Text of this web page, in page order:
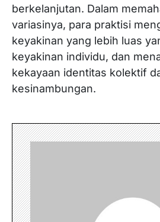
berkelanjutan. Dalam
variasinya, para praktisi
keyakinan yang lebih luas
keyakinan individu, dan
kekayaan identitas kolektif
kesinambungan.